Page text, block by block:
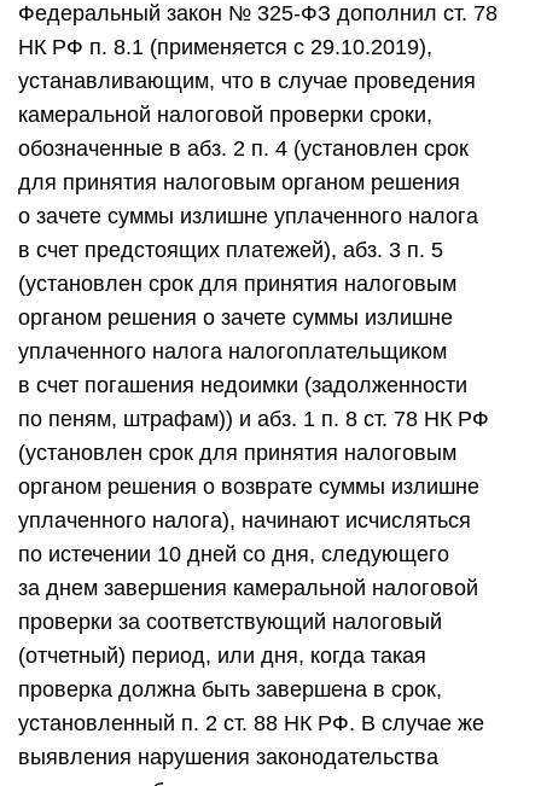
Федеральный закон № 325-ФЗ дополнил ст. 78
НК РФ п. 8.1 (применяется с 29.10.2019),
устанавливающим, что в случае проведения
камеральной налоговой проверки сроки,
обозначенные в абз. 2 п. 4 (установлен срок
для принятия налоговым органом решения
о зачете суммы излишне уплаченного налога
в счет предстоящих платежей), абз. 3 п. 5
(установлен срок для принятия налоговым
органом решения о зачете суммы излишне
уплаченного налога налогоплательщиком
в счет погашения недоимки (задолженности
по пеням, штрафам)) и абз. 1 п. 8 ст. 78 НК РФ
(установлен срок для принятия налоговым
органом решения о возврате суммы излишне
уплаченного налога), начинают исчисляться
по истечении 10 дней со дня, следующего
за днем завершения камеральной налоговой
проверки за соответствующий налоговый
(отчетный) период, или дня, когда такая
проверка должна быть завершена в срок,
установленный п. 2 ст. 88 НК РФ. В случае же
выявления нарушения законодательства